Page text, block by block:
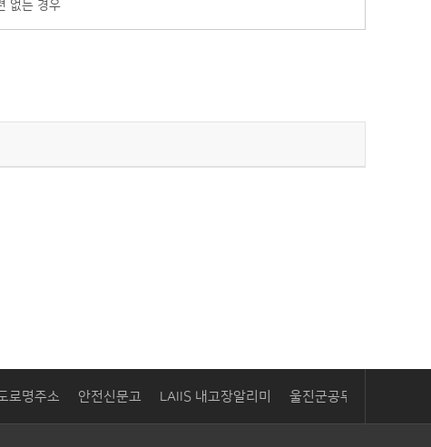
없는 경우
로명주소 안전신문고 LAIIS 내고장알리미 울진군공무원노동조합